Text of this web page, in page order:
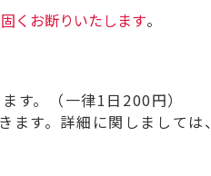
くお断りいたします。
す。（一律1日200円）
す。詳細に関しましては、